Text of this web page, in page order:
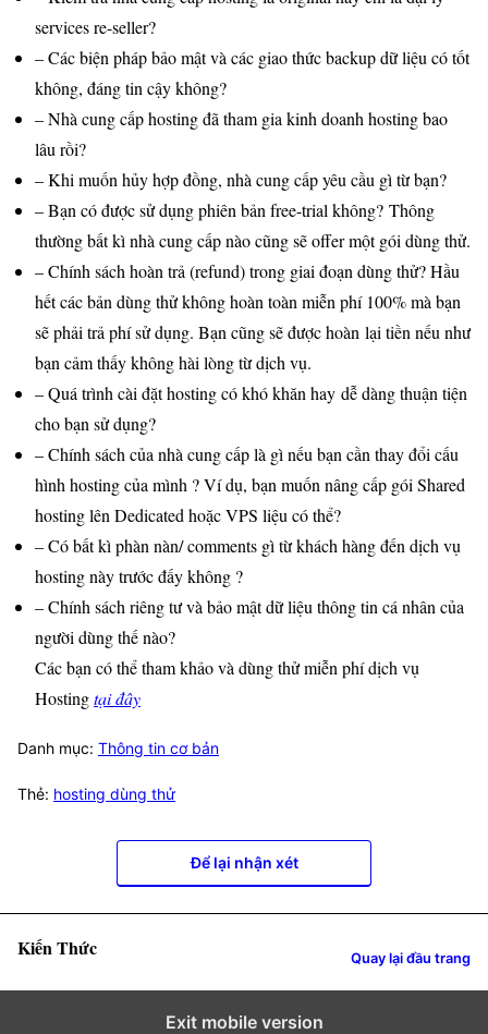
services re-seller?
– Các biện pháp bảo mật và các giao thức backup dữ liệu có tốt
không, đáng tin cậy không?
– Nhà cung cấp hosting đã tham gia kinh doanh hosting bao
lâu rồi?
– Khi muốn hủy hợp đồng, nhà cung cấp yêu cầu gì từ bạn?
– Bạn có được sử dụng phiên bản free-trial không? Thông
thường bất kì nhà cung cấp nào cũng sẽ offer một gói dùng thử.
– Chính sách hoàn trả (refund) trong giai đoạn dùng thử? Hầu
hết các bản dùng thử không hoàn toàn miễn phí 100% mà bạn
sẽ phải trả phí sử dụng. Bạn cũng sẽ được hoàn lại tiền nếu như
bạn cảm thấy không hài lòng từ dịch vụ.
– Quá trình cài đặt hosting có khó khăn hay dễ dàng thuận tiện
cho bạn sử dụng?
– Chính sách của nhà cung cấp là gì nếu bạn cần thay đổi cấu
hình hosting của mình ? Ví dụ, bạn muốn nâng cấp gói Shared
hosting lên Dedicated hoặc VPS liệu có thể?
– Có bất kì phàn nàn/ comments gì từ khách hàng đến dịch vụ
hosting này trước đấy không ?
– Chính sách riêng tư và bảo mật dữ liệu thông tin cá nhân của
người dùng thế nào?
Các bạn có thể tham khảo và dùng thử miễn phí dịch vụ
Hostingtại đây
Danh mục: Thông tin cơ bản
Thẻ: hosting dùng thử
Để lại nhận xét
Kiến Thức Quay lại đầu trang
Exit mobile version